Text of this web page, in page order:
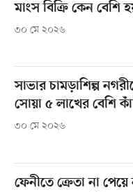
মাংস বিক্রি কেন বেশি
৩০ মে ২০২৬
সাভার চামড়াশিল্প
সোয়া ৫ লাখের বেশি
৩০ মে ২০২৬
ফেনীতে ক্রেতা না পেয়ে